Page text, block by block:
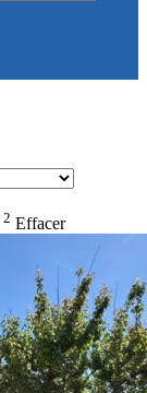
2 Effacer